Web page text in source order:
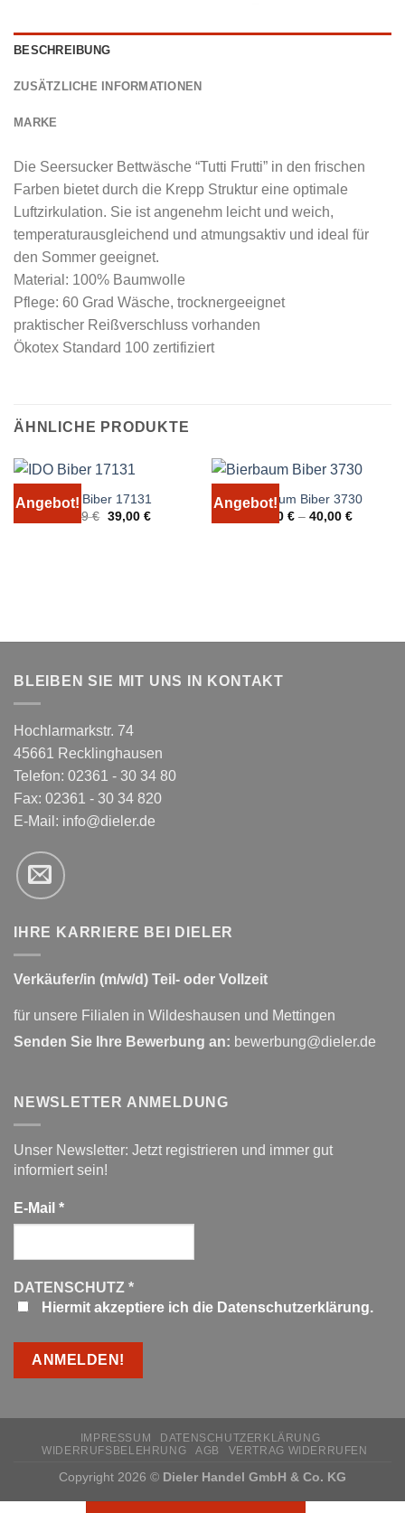
BESCHREIBUNG
ZUSÄTZLICHE INFORMATIONEN
MARKE
Die Seersucker Bettwäsche “Tutti Frutti” in den frischen
Farben bietet durch die Krepp Struktur eine optimale
Luftzirkulation. Sie ist angenehm leicht und weich,
temperaturausgleichend und atmungsaktiv und ideal für
den Sommer geeignet.
Material: 100% Baumwolle
Pflege: 60 Grad Wäsche, trocknergeeignet
praktischer Reißverschluss vorhanden
Ökotex Standard 100 zertifiziert
ÄHNLICHE PRODUKTE
Angebot!IDO Biber 17131
59,99€ Ursprünglicher
39,00 €Aktueller
Angebot!
Bierbaum Biber 3730
25,00 €– 40,00 €
BLEIBEN SIE MIT UNS IN KONTAKT
Hochlarmarkstr. 74
45661 Recklinghausen
Telefon: 02361 - 30 34 80
Fax: 02361 - 30 34 820
E-Mail: info@dieler.de
IHRE KARRIERE BEI DIELER
Verkäufer/in (m/w/d) Teil- oder Vollzeit
für unsere Filialen in Wildeshausen und Mettingen
Senden Sie Ihre Bewerbung an: bewerbung@dieler.de
NEWSLETTER ANMELDUNG
Unser Newsletter: Jetzt registrieren und immer gut
informiert sein!
E-Mail *
DATENSCHUTZ *
Hiermit akzeptiere ich die Datenschutzerklärung.
IMPRESSUM
DATENSCHUTZERKLÄRUNG
WIDERRUFSBELEHRUNG
AGB VERTRAG WIDERRUFEN
Copyright 2026 © Dieler Handel GmbH & Co. KG